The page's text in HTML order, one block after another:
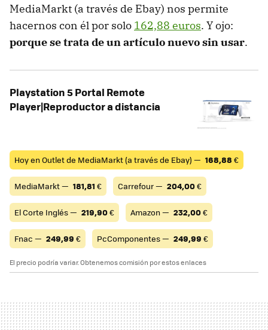
MediaMarkt (a través de Ebay) nos permite
hacernos con él por solo 162,88 euros. Y ojo:
porque se trata de un artículo nuevo sin usar.
Playstation 5 Portal Remote
Player|Reproductor a distancia
Hoy en Outlet de MediaMarkt (a través de Ebay) — 168,88 €
MediaMarkt — 181,81 € Carrefour — 204,00€
El Corte Inglés — 219,90€ Amazon — 232,00€
Fnac — 249,99 € PcComponentes — 249,99 €
El precio podría variar. Obtenemos comisión por estos enlaces